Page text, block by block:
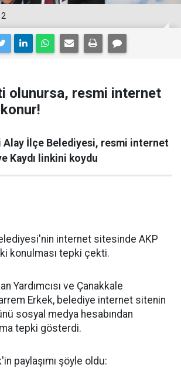
olunursa, resmi internet
Alay İlçe Belediyesi, resmi internet
Kaydı linkini koydu
internet sitesinde AKP
konulması tepki çekti.
Yardımcısı ve Çanakkale
Erkek, belediye internet sitenin
sosyal medya hesabından
tepki gösterdi.
paylaşımı şöyle oldu: